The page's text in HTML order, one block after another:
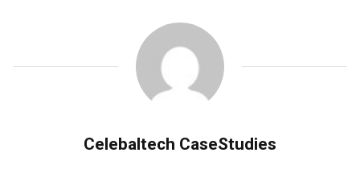
Celebaltech CaseStudies